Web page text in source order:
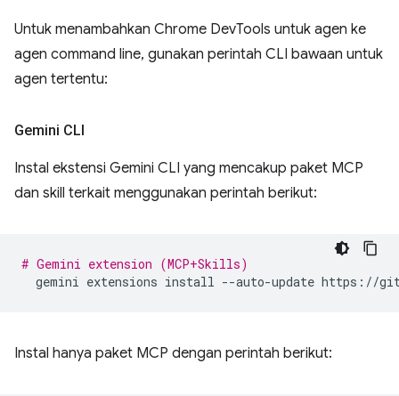
Untuk menambahkan Chrome DevTools untuk agen ke
agen command line, gunakan perintah CLI bawaan untuk
agen tertentu:
Gemini CLI
Instal ekstensi Gemini CLI yang mencakup paket MCP
dan skill terkait menggunakan perintah berikut:
# Gemini extension (MCP+Skills)
gemini extensions install --auto-update
Instal hanya paket MCP dengan perintah berikut: